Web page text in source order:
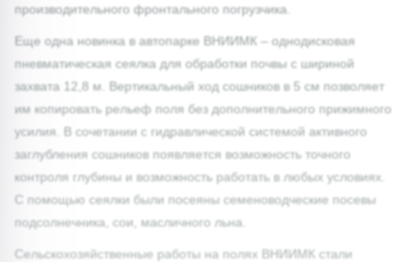
производительного фронтального погрузчика.
Еще одна новинка в автопарке ВНИИМК – однодисковая
пневматическая сеялка для обработки почвы с шириной
захвата 12,8 м. Вертикальный ход сошников в 5 см позволяет
им копировать рельеф поля без дополнительного прижимного
усилия. В сочетании с гидравлической системой активного
заглубления сошников появляется возможность точного
контроля глубины и возможность работать в любых условиях.
С помощью сеялки были посеяны семеноводческие посевы
подсолнечника, сои, масличного льна.
Сельскохозяйственные работы на полях ВНИИМК стали